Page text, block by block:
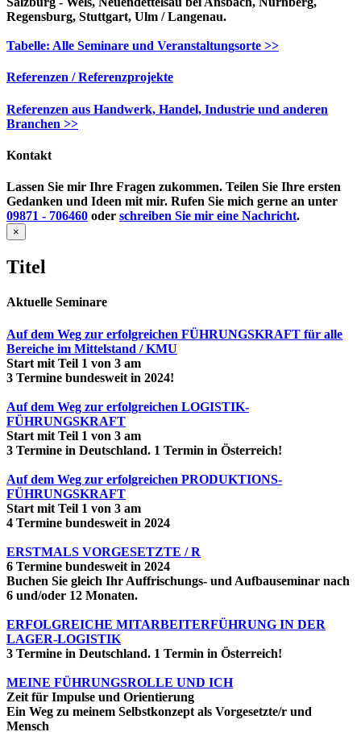
Regensburg, Stuttgart, Ulm / Langenau.
Tabelle: Alle Seminare und Veranstaltungsorte >>
Referenzen / Referenzprojekte
Referenzen aus Handwerk, Handel, Industrie und anderen
Branchen >>
Kontakt
Lassen Sie mir Ihre Fragen zukommen. Teilen Sie Ihre ersten
Gedanken und Ideen mit mir. Rufen Sie mich gerne an unter
09871 - 706460 oder schreiben Sie mir eine Nachricht.
Close
product
view
×
Titel
Aktuelle Seminare
Auf dem Weg zur erfolgreichen FÜHRUNGSKRAFT für alle
Bereiche im Mittelstand / KMU
Start mit Teil 1 von 3 am
3 Termine bundesweit in 2024!
Auf dem Weg zur erfolgreichen LOGISTIK-
FÜHRUNGSKRAFT
Start mit Teil 1 von 3 am
3 Termine in Deutschland. 1 Termin in Österreich!
Auf dem Weg zur erfolgreichen PRODUKTIONS-
FÜHRUNGSKRAFT
Start mit Teil 1 von 3 am
4 Termine bundesweit in 2024
ERSTMALS VORGESETZTE / R
6 Termine bundesweit in 2024
Buchen Sie gleich Ihr Auffrischungs- und Aufbauseminar nach
6 und/oder 12 Monaten.
ERFOLGREICHE MITARBEITERFÜHRUNG IN DER
LAGER-LOGISTIK
3 Termine in Deutschland. 1 Termin in Österreich!
MEINE FÜHRUNGSROLLE UND ICH
Zeit für Impulse und Orientierung
Ein Weg zu meinem Selbstkonzept als Vorgesetzte/r und
Mensch